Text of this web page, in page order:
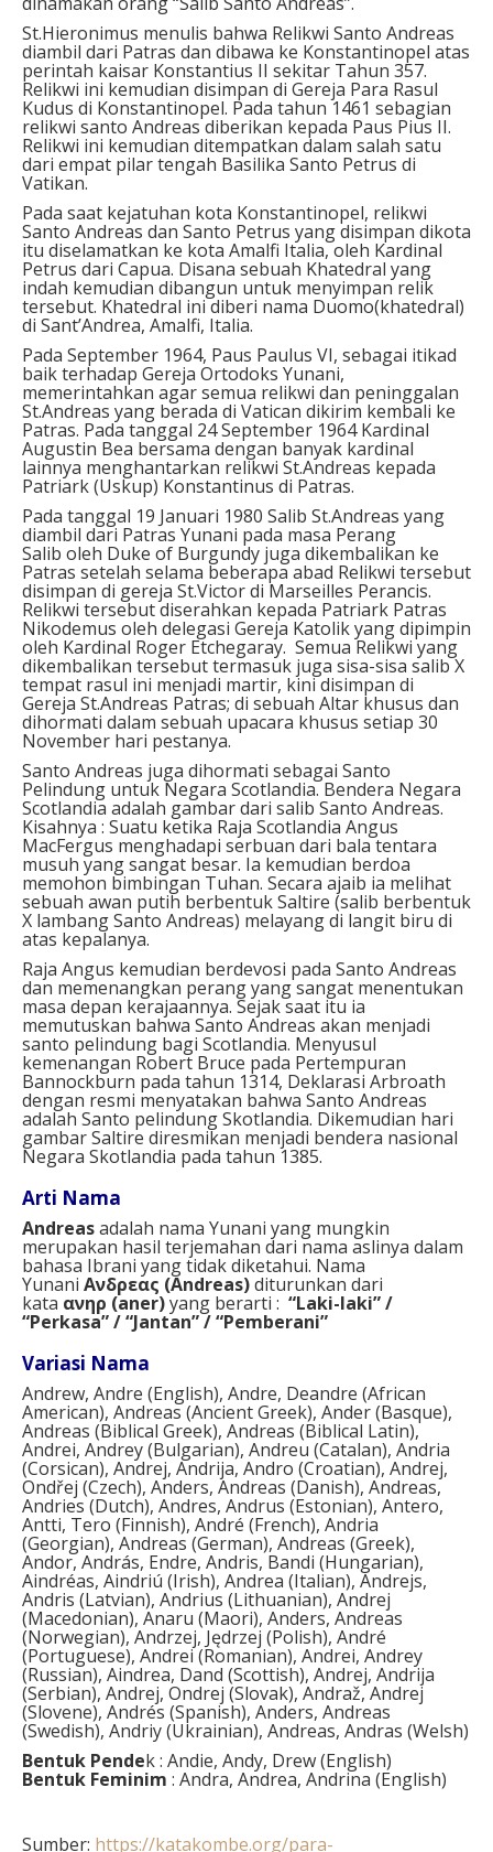
St.Hieronimus menulis bahwa Relikwi Santo Andreas
diambil dari Patras dan dibawa ke Konstantinopel atas
perintah kaisar Konstantius II sekitar Tahun 357.
Relikwi ini kemudian disimpan di Gereja Para Rasul
Kudus di Konstantinopel. Pada tahun 1461 sebagian
relikwi santo Andreas diberikan kepada Paus Pius II.
Relikwi ini kemudian ditempatkan dalam salah satu
dari empat pilar tengah Basilika Santo Petrus di
Vatikan.
Pada saat kejatuhan kota Konstantinopel, relikwi
Santo Andreas dan Santo Petrus yang disimpan dikota
itu diselamatkan ke kota Amalfi Italia, oleh Kardinal
Petrus dari Capua. Disana sebuah Khatedral yang
indah kemudian dibangun untuk menyimpan relik
tersebut. Khatedral ini diberi nama Duomo(khatedral)
di Sant’Andrea, Amalfi, Italia.
Pada September 1964, Paus Paulus VI, sebagai itikad
baik terhadap Gereja Ortodoks Yunani,
memerintahkan agar semua relikwi dan peninggalan
St.Andreas yang berada di Vatican dikirim kembali ke
Patras. Pada tanggal 24 September 1964 Kardinal
Augustin Bea bersama dengan banyak kardinal
lainnya menghantarkan relikwi St.Andreas kepada
Patriark (Uskup) Konstantinus di Patras.
Pada tanggal 19 Januari 1980 Salib St.Andreas yang
diambil dari Patras Yunani pada masa Perang
Salib oleh Duke of Burgundy juga dikembalikan ke
Patras setelah selama beberapa abad Relikwi tersebut
disimpan di gereja St.Victor di Marseilles Perancis.
Relikwi tersebut diserahkan kepada Patriark Patras
Nikodemus oleh delegasi Gereja Katolik yang dipimpin
oleh Kardinal Roger Etchegaray. Semua Relikwi yang
dikembalikan tersebut termasuk juga sisa-sisa salib X
tempat rasul ini menjadi martir, kini disimpan di
Gereja St.Andreas Patras; di sebuah Altar khusus dan
dihormati dalam sebuah upacara khusus setiap 30
November hari pestanya.
Santo Andreas juga dihormati sebagai Santo
Pelindung untuk Negara Scotlandia. Bendera Negara
Scotlandia adalah gambar dari salib Santo Andreas.
Kisahnya : Suatu ketika Raja Scotlandia Angus
MacFergus menghadapi serbuan dari bala tentara
musuh yang sangat besar. Ia kemudian berdoa
memohon bimbingan Tuhan. Secara ajaib ia melihat
sebuah awan putih berbentuk Saltire (salib berbentuk
X lambang Santo Andreas) melayang di langit biru di
atas kepalanya.
Raja Angus kemudian berdevosi pada Santo Andreas
dan memenangkan perang yang sangat menentukan
masa depan kerajaannya. Sejak saat itu ia
memutuskan bahwa Santo Andreas akan menjadi
santo pelindung bagi Scotlandia. Menyusul
kemenangan Robert Bruce pada Pertempuran
Bannockburn pada tahun 1314, Deklarasi Arbroath
dengan resmi menyatakan bahwa Santo Andreas
adalah Santo pelindung Skotlandia. Dikemudian hari
gambar Saltire diresmikan menjadi bendera nasional
Negara Skotlandia pada tahun 1385.
Arti Nama
Andreasadalah nama Yunani yang mungkin
merupakan hasil terjemahan dari nama aslinya dalam
bahasa Ibrani yang tidak diketahui. Nama
Yunani Ανδρεας (Andreas)diturunkan dari
kata ανηρ (aner)yang berarti : “Laki-laki” /
“Perkasa” / “Jantan” / “Pemberani”
Variasi Nama
Andrew, Andre (English), Andre, Deandre (African
American), Andreas (Ancient Greek), Ander (Basque),
Andreas (Biblical Greek), Andreas (Biblical Latin),
Andrei, Andrey (Bulgarian), Andreu (Catalan), Andria
(Corsican), Andrej, Andrija, Andro (Croatian), Andrej,
Ondřej (Czech), Anders, Andreas (Danish), Andreas,
Andries (Dutch), Andres, Andrus (Estonian), Antero,
Antti, Tero (Finnish), André (French), Andria
(Georgian), Andreas (German), Andreas (Greek),
Andor, András, Endre, Andris, Bandi (Hungarian),
Aindréas, Aindriú (Irish), Andrea (Italian), Andrejs,
Andris (Latvian), Andrius (Lithuanian), Andrej
(Macedonian), Anaru (Maori), Anders, Andreas
(Norwegian), Andrzej, Jędrzej (Polish), André
(Portuguese), Andrei (Romanian), Andrei, Andrey
(Russian), Aindrea, Dand (Scottish), Andrej, Andrija
(Serbian), Andrej, Ondrej (Slovak), Andraž, Andrej
(Slovene), Andrés (Spanish), Anders, Andreas
(Swedish), Andriy (Ukrainian), Andreas, Andras (Welsh)
Bentuk Pendek : Andie, Andy, Drew (English)
Bentuk Feminim : Andra, Andrea, Andrina (English)
Sumber: https://katakombe.org/para-